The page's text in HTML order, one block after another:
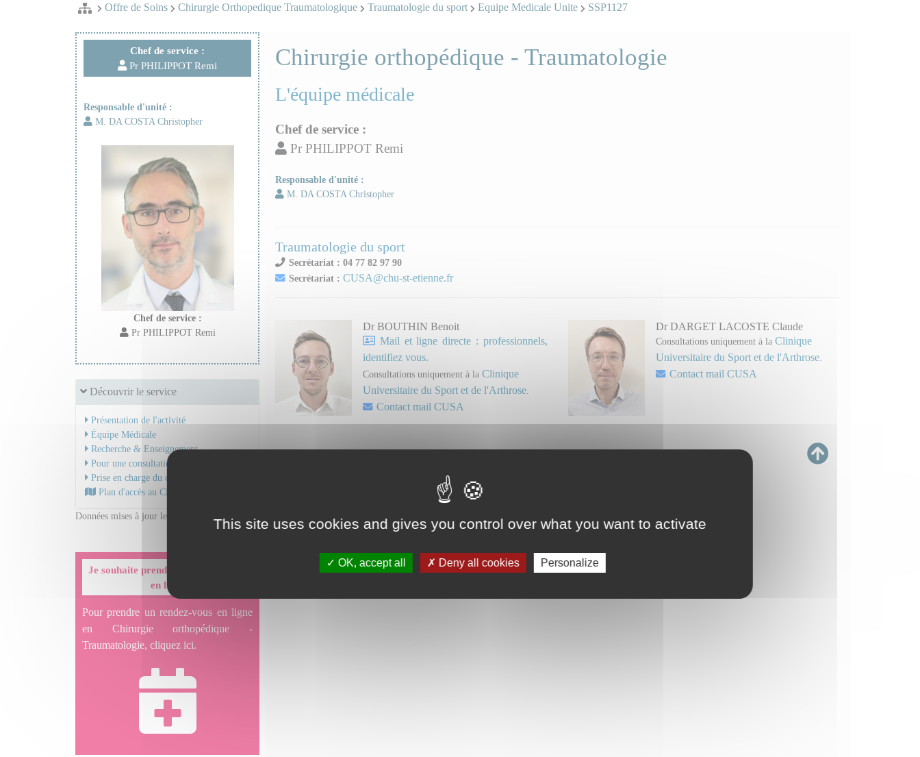
Offre de Soins Chirurgie Orthopedique Traumatologique Traumatologie du sport Equipe Medicale Unite SSP1127
Chef de service :
Pr PHILIPPOT Remi
Responsable d'unité :
M. DA COSTA Christopher
Chef de service :
Pr PHILIPPOT Remi
Découvrir le service
Présentation de l'activité
Équipe Médicale
Recherche & Enseignement
Pour une consultation
Prise en charge du cancer
Plan d'accès au CHU
Données mises à jour le 10/01/2025
Je souhaite prendre un rendez-vous
en ligne
Pour prendre un rendez-vous en ligne
en Chirurgie orthopédique -
Traumatologie, cliquez ici.
Chirurgie orthopédique - Traumatologie
L'équipe médicale
Chef de service :
Pr PHILIPPOT Remi
Responsable d'unité :
M. DA COSTA Christopher
Traumatologie du sport
Secrétariat : 04 77 82 97 90
Secrétariat :CUSA@chu-st-etienne.fr
Dr BOUTHIN Benoit
Mail et ligne directe : professionnels,
identifiez vous.
Consultations uniquement à la Clinique
Universitaire du Sport et de l'Arthrose
Contact mail CUSA
Dr DARGET LACOSTE Claude
Consultations uniquement à la Clinique
Universitaire du Sport et de l'Arthrose.
Contact mail CUSA
This site uses cookies and gives you control over what you want to activate
OK, accept all Deny all cookies Personalize